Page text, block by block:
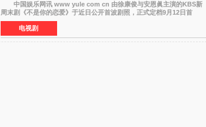
中国娱乐网讯 www yule com cn 由徐康俊与安恩眞主演的KBS新
周末剧《不是你的恋爱》于近日公开首波剧照，正式定档9月12日首
播。 剧照中，徐康俊与安恩眞并肩而坐，眼神中流露出复杂而微
电视剧